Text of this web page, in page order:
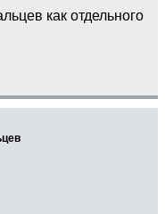
как отдельного